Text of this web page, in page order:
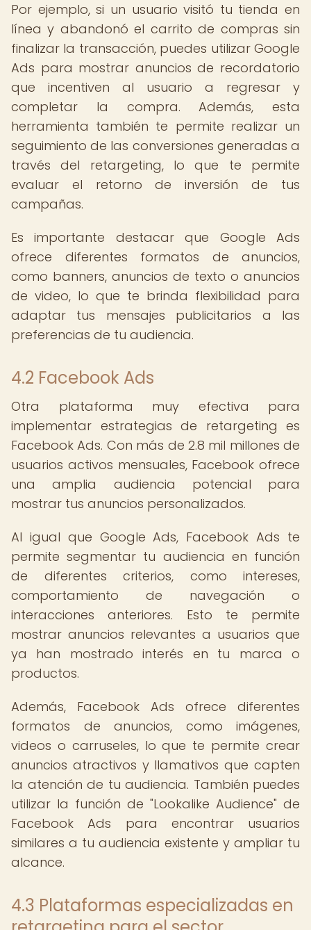
Por ejemplo, si un usuario visitó tu tienda en
línea y abandonó el carrito de compras sin
finalizar la transacción, puedes utilizar Google
Ads para mostrar anuncios de recordatorio
que incentiven al usuario a regresar y
completar la compra. Además, esta
herramienta también te permite realizar un
seguimiento de las conversiones generadas a
través del retargeting, lo que te permite
evaluar el retorno de inversión de tus
campañas.
Es importante destacar que Google Ads
ofrece diferentes formatos de anuncios,
como banners, anuncios de texto o anuncios
de video, lo que te brinda flexibilidad para
adaptar tus mensajes publicitarios a las
preferencias de tu audiencia.
4.2 Facebook Ads
Otra plataforma muy efectiva para
implementar estrategias de retargeting es
Facebook Ads. Con más de 2.8 mil millones de
usuarios activos mensuales, Facebook ofrece
una amplia audiencia potencial para
mostrar tus anuncios personalizados.
Al igual que Google Ads, Facebook Ads te
permite segmentar tu audiencia en función
de diferentes criterios, como intereses,
comportamiento de navegación o
interacciones anteriores. Esto te permite
mostrar anuncios relevantes a usuarios que
ya han mostrado interés en tu marca o
productos.
Además, Facebook Ads ofrece diferentes
formatos de anuncios, como imágenes,
videos o carruseles, lo que te permite crear
anuncios atractivos y llamativos que capten
la atención de tu audiencia. También puedes
utilizar la función de "Lookalike Audience" de
Facebook Ads para encontrar usuarios
similares a tu audiencia existente y ampliar tu
alcance.
4.3 Plataformas especializadas en